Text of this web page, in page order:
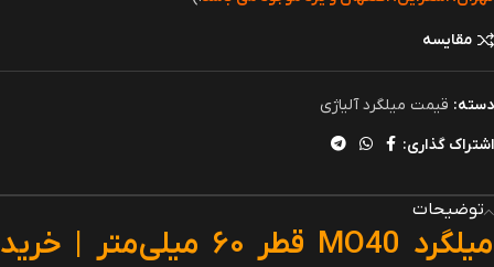
مقایسه
دسته: قیمت میلگرد آلیاژی
اشتراک گذاری:
توضیحات
میلگرد قطر ۶۰ میلی‌متر | خرید